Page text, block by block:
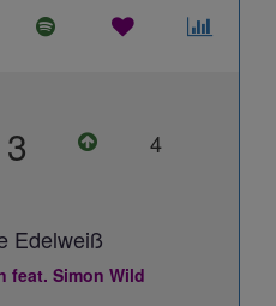
3 4
Edelweiß
feat. Simon Wild